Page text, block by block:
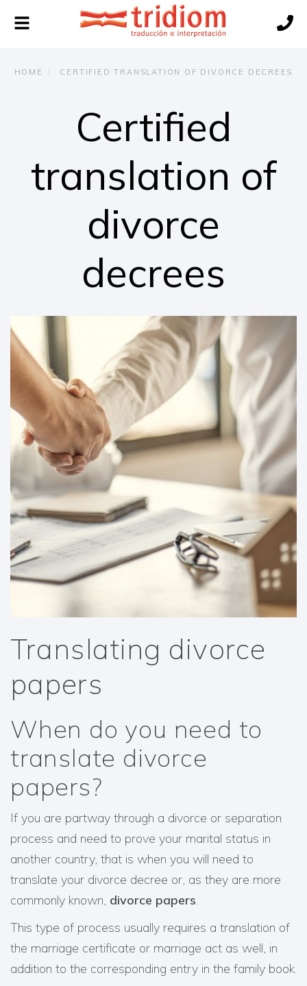
Toggle
navigation
HOME CERTIFIED TRANSLATION OF DIVORCE DECREES
Certified
translation of
divorce
decrees
Translating divorce
papers
When do you need to
translate divorce
papers?
If you are partway through a divorce or separation
process and need to prove your marital status in
another country, that is when you will need to
translate your divorce decree or, as they are more
commonly known, divorce papers.
This type of process usually requires a translation of
the marriage certificate or marriage act as well, in
addition to the corresponding entry in the family book.